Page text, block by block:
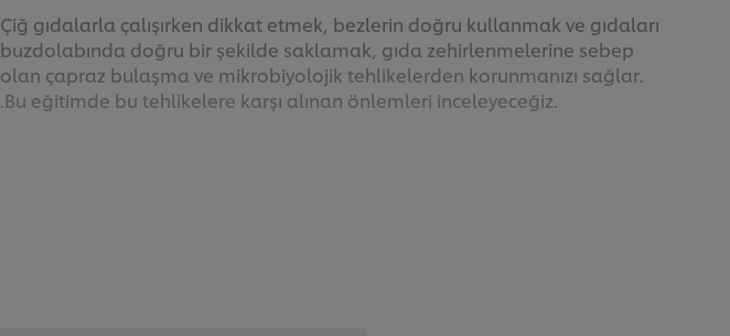
Çiğ gıdalarla çalışırken dikkat etmek, bezlerin doğru kullanmak ve gıdaları
buzdolabında doğru bir şekilde saklamak, gıda zehirlenmelerine sebep
olan çapraz bulaşma ve mikrobiyolojik tehlikelerden korunmanızı sağlar.
.Bu eğitimde bu tehlikelere karşı alınan önlemleri inceleyeceğiz.